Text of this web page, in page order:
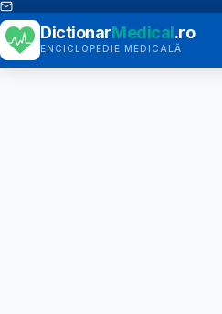
DictionarMedical.ro
ENCICLOPEDIE MEDICALĂ